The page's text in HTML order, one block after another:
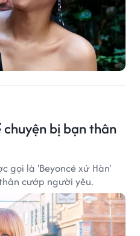
chuyện bị bạn thân
gọi là 'Beyoncé xứ Hàn'
cướp người yêu.